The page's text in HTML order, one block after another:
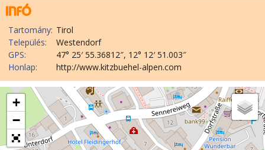
Tartomány: Tirol
Település:
Westendorf
GPS:
47° 25′ 55.36812″, 12° 12′ 51.003″
Honlap:
http://www.kitzbuehel-alpen.com
+
−